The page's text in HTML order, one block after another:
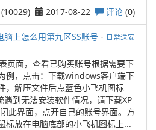
(10029) 2017-08-22 评论 (0)
脑上怎么用第九区SS账号 - 日常送安
页面，查看已购买账号根据需要下
例，点击：下载windows客户端下
，解压文件后点蓝色小飞机图标
到无法安装软件情况，请下载XP
此界面，点开自己的账号界面。方
标放在电脑底部的小飞机图标上...